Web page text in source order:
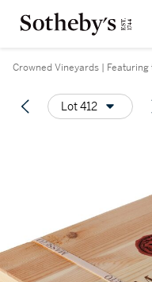
Crowned Vineyards |
Lot 412